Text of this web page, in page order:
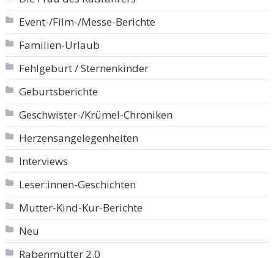
Event-/Film-/Messe-Berichte
Familien-Urlaub
Fehlgeburt / Sternenkinder
Geburtsberichte
Geschwister-/Krümel-Chroniken
Herzensangelegenheiten
Interviews
Leser:innen-Geschichten
Mutter-Kind-Kur-Berichte
Neu
Rabenmutter 2.0